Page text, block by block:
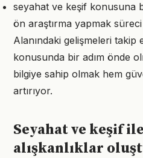
seyahat ve keşif konusuna
ön araştırma yapmak süreci
Alanındaki gelişmeleri
konusunda bir adım önde
bilgiye sahip olmak hem
artırıyor.
Seyahat ve keşif
alışkanlıklar